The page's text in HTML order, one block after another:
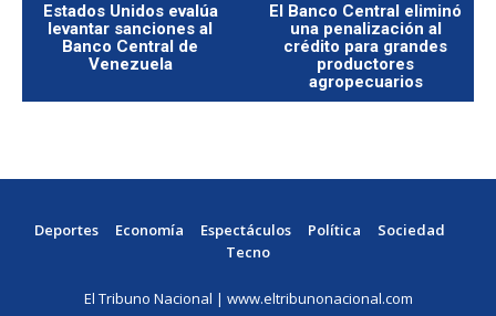
Estados Unidos evalúa
levantar sanciones al
Banco Central de
Venezuela
El Banco Central eliminó
una penalización al
crédito para grandes
productores
agropecuarios
Deportes Economía Espectáculos Política
Sociedad
Tecno
El Tribuno Nacional | www.eltribunonacional.com